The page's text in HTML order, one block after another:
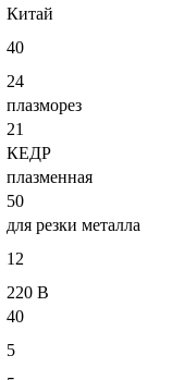
Китай
40
24
плазморез
21
КЕДР
плазменная
50
для резки металла
12
220 В
40
5